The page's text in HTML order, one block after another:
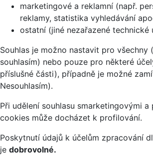
marketingové a reklamní (např.
reklamy, statistika vyhledávání
ostatní (jiné nezařazené technické
Souhlas je možno nastavit pro všechny
souhlasím) nebo pouze pro některé
příslušné části), případně je možné
Nesouhlasím).
Při udělení souhlasu smarketingovými a
cookies může docházet k profilování.
Poskytnutí údajů k účelům zpracování
je dobrovolné.